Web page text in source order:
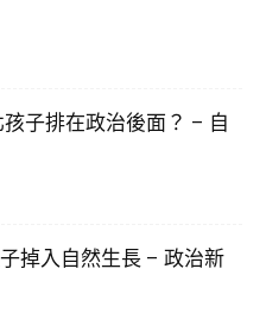
子排在政治後面？ – 自
掉入自然生長 – 政治新